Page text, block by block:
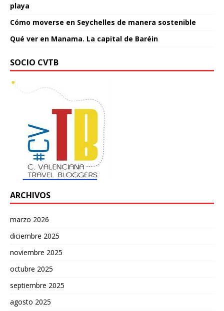
playa
Cómo moverse en Seychelles de manera sostenible
Qué ver en Manama. La capital de Baréin
SOCIO CVTB
ARCHIVOS
marzo 2026
diciembre 2025
noviembre 2025
octubre 2025
septiembre 2025
agosto 2025